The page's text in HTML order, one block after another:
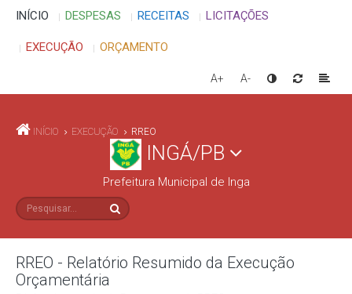
INÍCIO DESPESAS RECEITAS LICITAÇÕES
EXECUÇÃO ORÇAMENTO
A+ A-
INÍCIO EXECUÇÃO RREO
INGÁ/PB
Prefeitura Municipal de Inga
RREO - Relatório Resumido da Execução
Orçamentária